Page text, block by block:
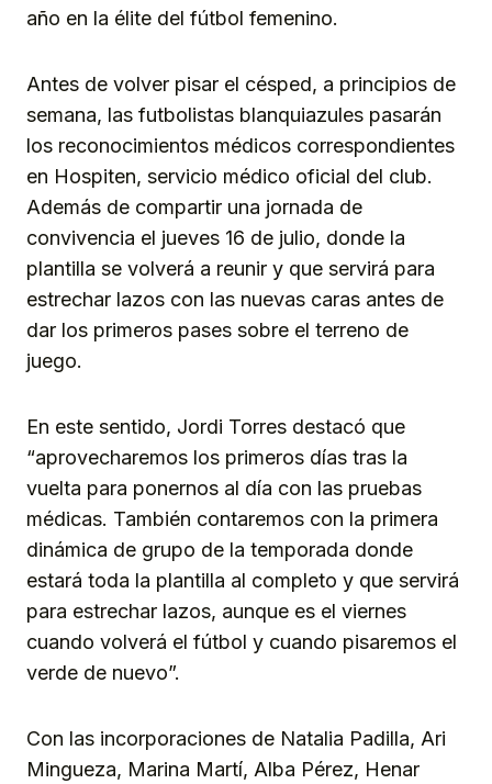
año en la élite del fútbol femenino.
Antes de volver pisar el césped, a principios de
semana, las futbolistas blanquiazules pasarán
los reconocimientos médicos correspondientes
en Hospiten, servicio médico oficial del club.
Además de compartir una jornada de
convivencia el jueves 16 de julio, donde la
plantilla se volverá a reunir y que servirá para
estrechar lazos con las nuevas caras antes de
dar los primeros pases sobre el terreno de
juego.
En este sentido, Jordi Torres destacó que
“aprovecharemos los primeros días tras la
vuelta para ponernos al día con las pruebas
médicas. También contaremos con la primera
dinámica de grupo de la temporada donde
estará toda la plantilla al completo y que servirá
para estrechar lazos, aunque es el viernes
cuando volverá el fútbol y cuando pisaremos el
verde de nuevo”.
Con las incorporaciones de Natalia Padilla, Ari
Mingueza, Marina Martí, Alba Pérez, Henar